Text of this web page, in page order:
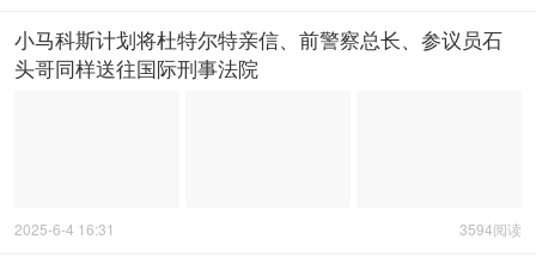
小马科斯计划将杜特尔特亲信、前警察总长、参议员石
头哥同样送往国际刑事法院
3594阅读
2025-6-4 16:31